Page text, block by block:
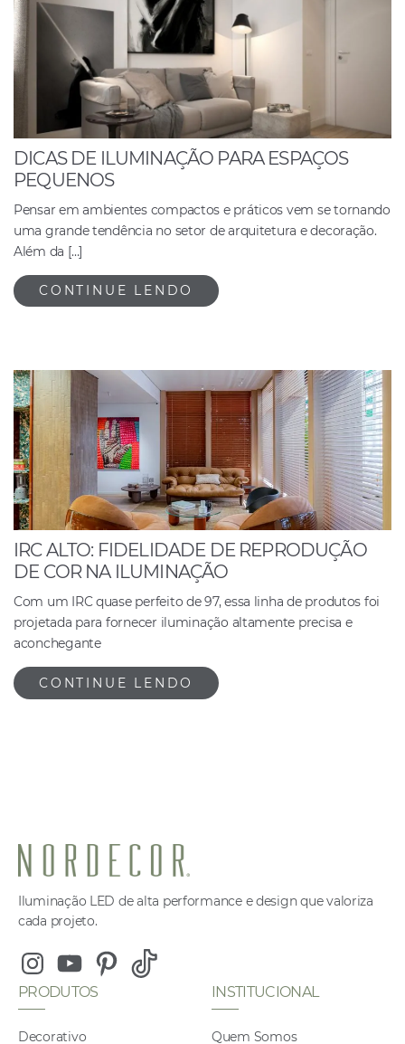
DICAS DE ILUMINAÇÃO PARA ESPAÇOS
PEQUENOS
Pensar em ambientes compactos e práticos vem se tornando
uma grande tendência no setor de arquitetura e decoração.
Além da […]
CONTINUE LENDO
IRC ALTO: FIDELIDADE DE REPRODUÇÃO
DE COR NA ILUMINAÇÃO
Com um IRC quase perfeito de 97, essa linha de produtos foi
projetada para fornecer iluminação altamente precisa e
aconchegante
CONTINUE LENDO
Iluminação LED de alta performance e design que valoriza
cada projeto.
InstagramYoutubePinterest
Tiktok
PRODUTOS
Decorativo
INSTITUCIONAL
Quem Somos